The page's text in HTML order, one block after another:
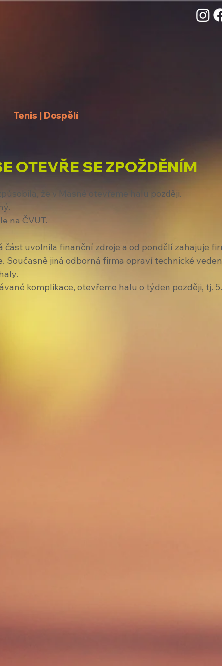
Tenis | Dospělí
OTEVŘE SE ZPOŽDĚNÍM
že v Masné otevřeme halu později.
na ČVUT.
část uvolnila finanční zdroje a od pondělí zahajuje
Současně jiná odborná firma opraví technické
komplikace, otevřeme halu o týden později, tj.